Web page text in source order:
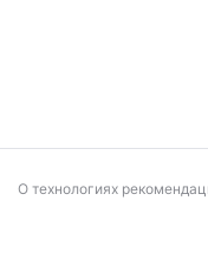
О технологиях